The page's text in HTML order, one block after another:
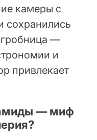
камеры с
сохранились
гробница —
и
привлекает
— миф